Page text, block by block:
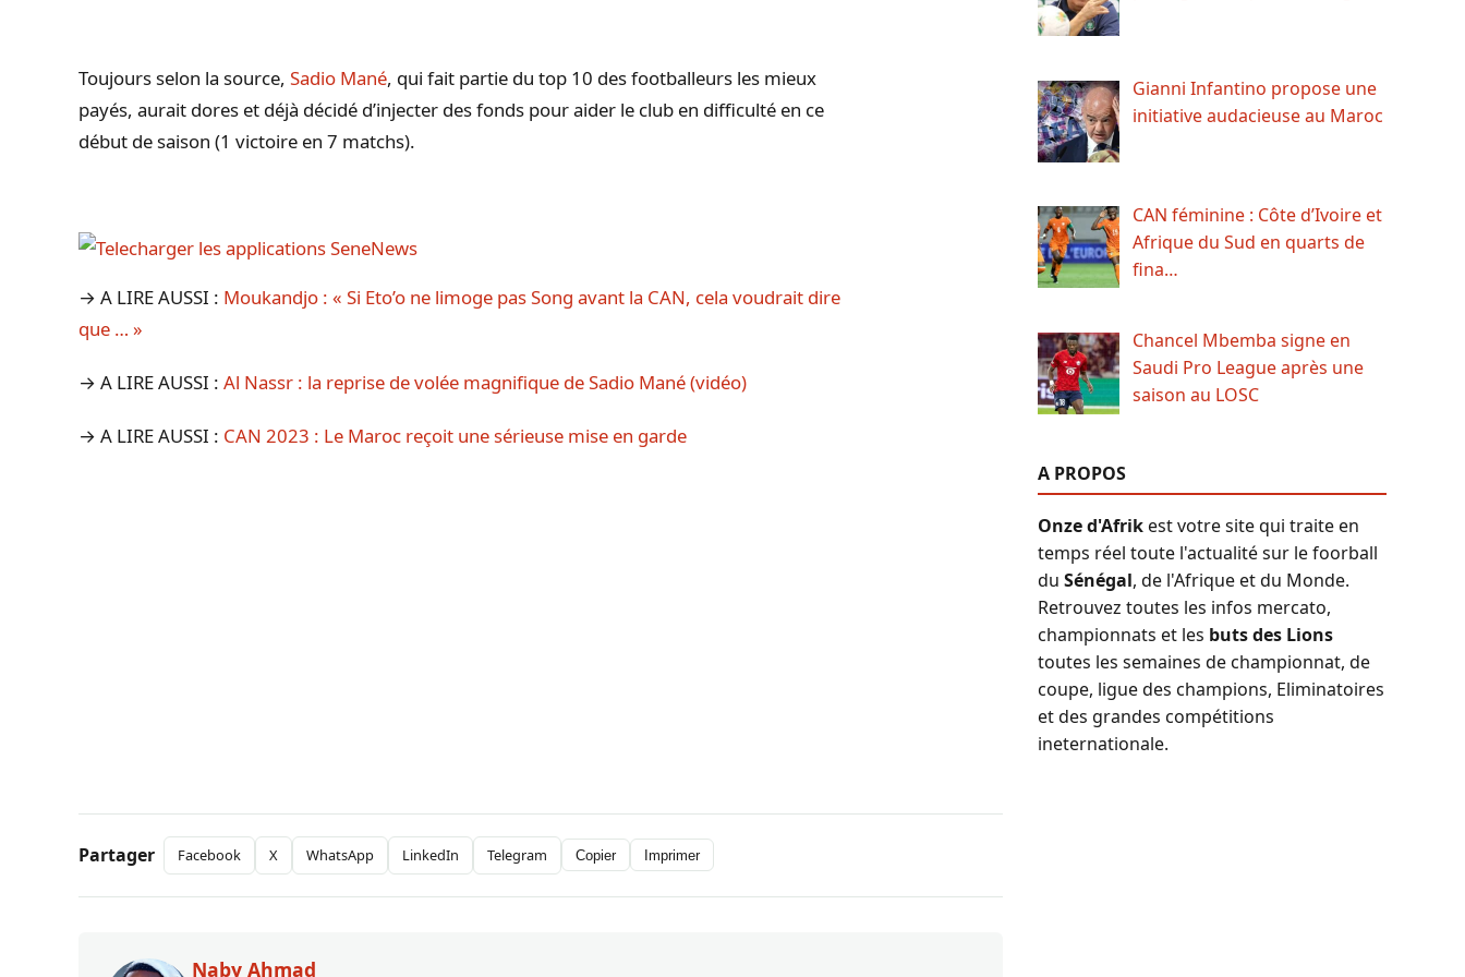
Toujours selon la source, Sadio Mané, qui fait partie du top 10 des footballeurs les mieux
payés, aurait dores et déjà décidé d’injecter des fonds pour aider le club en difficulté en ce
début de saison (1 victoire en 7 matchs).
→ A LIRE AUSSI : Moukandjo : « Si Eto’o ne limoge pas Song avant la CAN, cela voudrait dire
que … »
→ A LIRE AUSSI : Al Nassr : la reprise de volée magnifique de Sadio Mané (vidéo)
→ A LIRE AUSSI : CAN 2023 : Le Maroc reçoit une sérieuse mise en garde
Partager Facebook X WhatsApp LinkedIn Telegram Copier Imprimer
Naby Ahmad
Gianni Infantino propose une
initiative audacieuse au Maroc
CAN féminine : Côte d’Ivoire et
Afrique du Sud en quarts de
fina…
Chancel Mbemba signe en
Saudi Pro League après une
saison au LOSC
A PROPOS
Onze d'Afrikest votre site qui traite en
temps réel toute l'actualité sur le foorball
du Sénégal, de l'Afrique et du Monde.
Retrouvez toutes les infos mercato,
championnats et les buts des Lions
toutes les semaines de championnat, de
coupe, ligue des champions, Eliminatoires
et des grandes compétitions
ineternationale.